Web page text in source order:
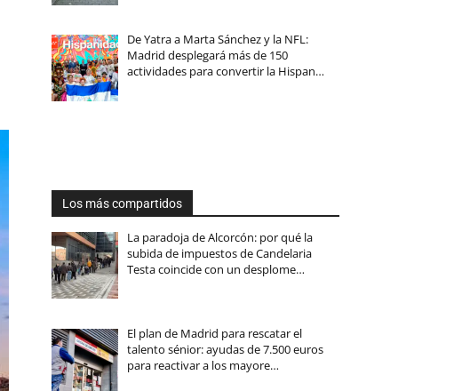
De Yatra a Marta Sánchez y la NFL:
Madrid desplegará más de 150
actividades para convertir la Hispan…
Los más compartidos
La paradoja de Alcorcón: por qué la
subida de impuestos de Candelaria
Testa coincide con un desplome…
El plan de Madrid para rescatar el
talento sénior: ayudas de 7.500 euros
para reactivar a los mayore…